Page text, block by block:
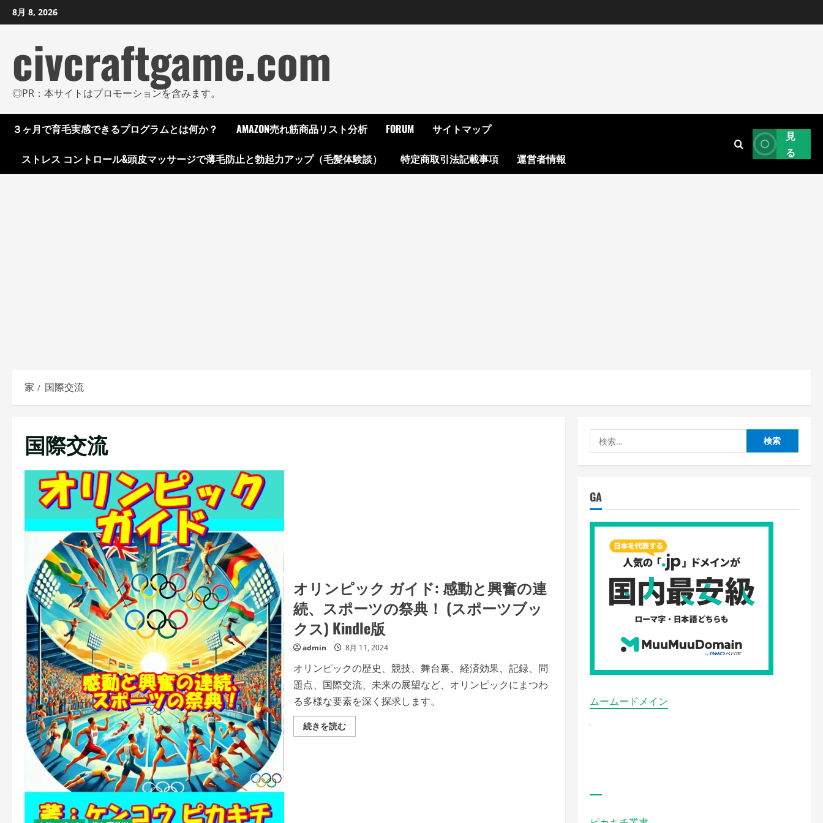
ン
し
8月 8, 2026
civcraftgame.com
◎PR：本サイトはプロモーションを含みます。
３ヶ月で育毛実感できるプログラムとは何か？ AMAZON売れ筋商品リスト分析 FORUM サイトマップ
ストレス コントロール&頭皮マッサージで薄毛防止と勃起力アップ（毛髪体験談） 特定商取引法記載事項 運営者情報
見
る
家 国際交流
国際交流
オリンピック ガイド: 感動と興奮の連
続、スポーツの祭典！ (スポーツブッ
クス) Kindle版
admin 8月 11, 2024
オリンピックの歴史、競技、舞台裏、経済効果、記録、問
題点、国際交流、未来の展望など、オリンピックにまつわ
る多様な要素を深く探求します。
続きを読むオ
リ
索:
GA
ムームードメイン